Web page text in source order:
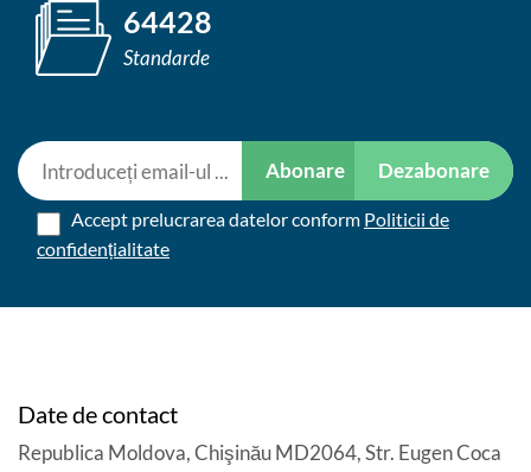
64428
Standarde
Abonare Dezabonare
Accept prelucrarea datelor conform Politicii de
confidențialitate
Date de contact
Republica Moldova, Chişinău MD2064, Str. Eugen Coca